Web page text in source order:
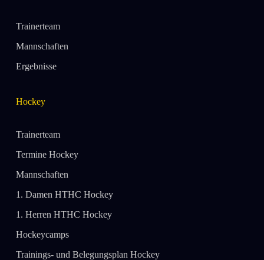
Trainerteam
Mannschaften
Ergebnisse
Hockey
Trainerteam
Termine Hockey
Mannschaften
1. Damen HTHC Hockey
1. Herren HTHC Hockey
Hockeycamps
Trainings- und Belegungsplan Hockey